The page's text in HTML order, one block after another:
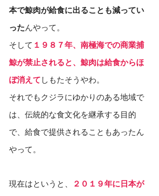
本で鯨肉が給食に出ることも減ってい
ったんやって。
そして １９８７年、南極海での商業捕
鯨が禁止されると、鯨肉は給食からほ
ぼ消えて しもたそうやわ。
それでもクジラにゆかりのある地域で
は、伝統的な食文化を継承する目的
で、給食で提供されることもあったん
やって。
現在はというと、
２０１９年に日本が